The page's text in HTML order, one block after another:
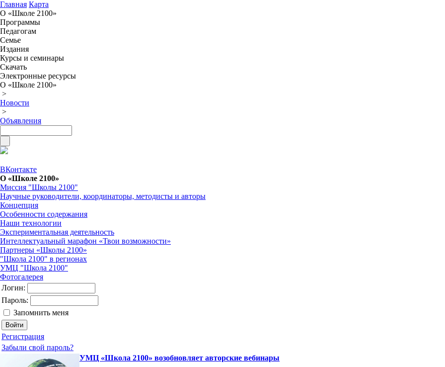
Главная Карта
О «Школе 2100»
Программы
Педагогам
Семье
Издания
Курсы и семинары
Скачать
Электронные ресурсы
О «Школе 2100»
>
Новости
>
Объявления
ВКонтакте
О «Школе 2100»
Миссия "Школы 2100"
Научные руководители, координаторы, методисты и авторы
Концепция
Особенности содержания
Наши технологии
Экспериментальная деятельность
Интеллектуальный марафон «Твои возможности»
Партнеры «Школы 2100»
"Школа 2100" в регионах
УМЦ "Школа 2100"
Фотогалерея
Логин:
Пароль:
Запомнить меня
Регистрация
Забыли свой пароль?
УМЦ «Школа 2100» возобновляет авторские вебинары